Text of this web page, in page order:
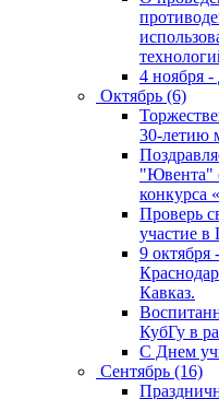
4 ноября -
Октябрь (6)
30-летию
"Ювента"
конкурса
Проверь
участие
9 октября
Кавказ.
КубГу в
С Днем
Сентябрь (16)